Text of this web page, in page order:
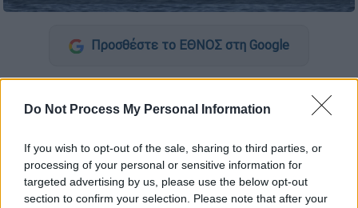
Do Not Process My Personal Information
If you wish to opt-out of the sale, sharing to third parties, or
processing of your personal or sensitive information for
targeted advertising by us, please use the below opt-out
section to confirm your selection. Please note that after your
Προσθέστε το ΕΘΝΟΣ στη Google
σε επιχείρηση διάσωσης τουΛιμενικού
στον
απεγκλωβίστηκαν από δύσβατη βραχώδη
περιοχή. Δυστυχώς, σύμφωνα με την ΕΡΤ,
δύο χωρίς τις αισθήσεις τους.